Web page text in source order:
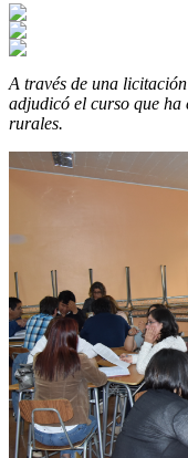
A través de una
adjudicó el curso que ha
rurales.